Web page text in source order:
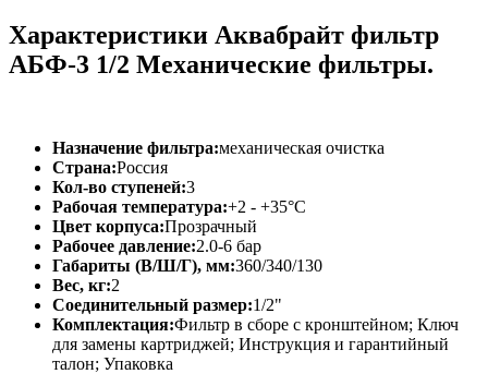
Характеристики Аквабрайт фильтр
АБФ-3 1/2 Механические фильтры.
Назначение фильтра:механическая очистка
Страна:Россия
Кол-во ступеней:3
Рабочая температура:+2 - +35°C
Цвет корпуса:Прозрачный
Рабочее давление:2.0-6 бар
Габариты (В/Ш/Г), мм:360/340/130
Вес, кг:2
Соединительный размер:1/2"
Комплектация:Фильтр в сборе с кронштейном; Ключ
для замены картриджей; Инструкция и гарантийный
талон; Упаковка